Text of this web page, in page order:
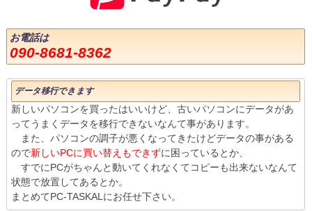
お電話は
090-8681-8362
データ移行できます
新しいパソコンを買ったはいいけど、古いパソコンにデータがあ
ってうまくデータを移行できないなんて事があります。
また、パソコンの調子が悪くなってきたけどデータの事がある
ので新しいPCに買い替えもできずに困っているとか、
すでにPCがちゃんと動いてくれなくてコピーも出来ないなんて
状態で放置してあるとか。
まとめてPC-TASKALにお任せ下さい。